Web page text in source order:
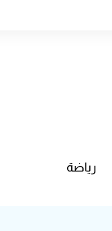
رياضة